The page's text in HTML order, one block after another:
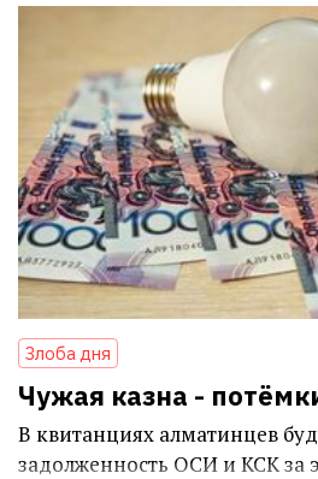
Злоба дня
Чужая казна -
В квитанциях алматинцев
задолженность ОСИ и КСК за